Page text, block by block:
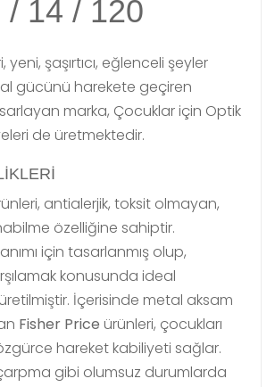
/ 14 / 120
şaşırtıcı, eğlenceli şeyler
gücünü harekete geçiren
marka, Çocuklar için Optik
de üretmektedir.
antialerjik, toksit olmayan,
özelliğine sahiptir.
için tasarlanmış olup,
konusunda ideal
İçerisinde metal aksam
Fisher Price ürünleri, çocukları
hareket kabiliyeti sağlar.
gibi olumsuz durumlarda